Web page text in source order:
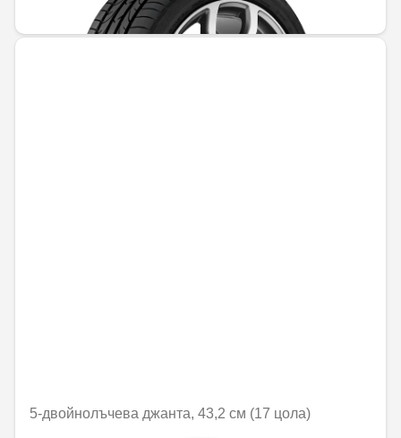
750,25 € / 1467,37 лв.
5-двойнолъчева джанта, 43,2 см (17 цола)